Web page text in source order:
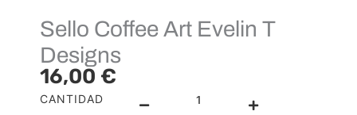
Sello Coffee Art Evelin T
Designs
16,00 €
CANTIDAD
Sello